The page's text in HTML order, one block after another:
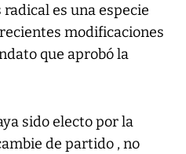
es una especie
modificaciones
que aprobó la
sido electo por la
de partido , no